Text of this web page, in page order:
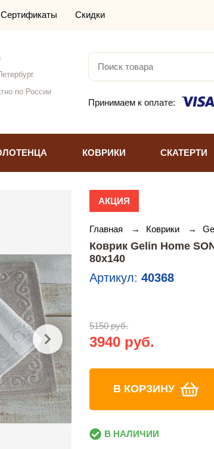
Сертификаты Скидки
по России
Принимаем к оплате:
КОВРИКИ СКАТЕРТИ
АКЦИЯ
Главная → Коврики →
Коврик Gelin Home
80х140
Артикул: 40368
5150 руб.
3940 руб.
В КОРЗИНУ
В НАЛИЧИИ